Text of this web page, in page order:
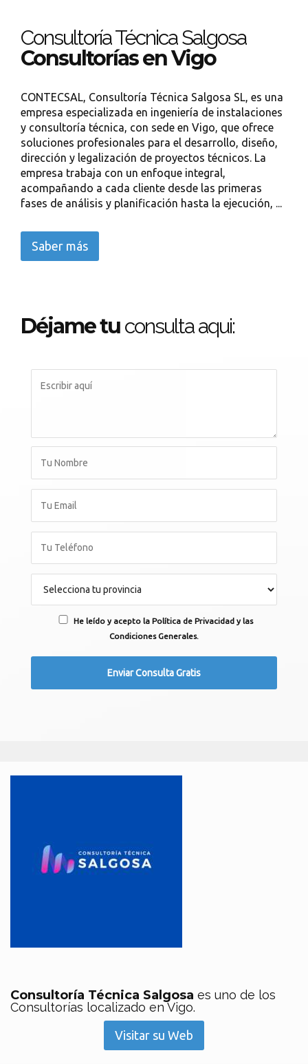
Consultoría Técnica Salgosa
Consultorías en Vigo
CONTECSAL, Consultoría Técnica Salgosa SL, es una
empresa especializada en ingeniería de instalaciones
y consultoría técnica, con sede en Vigo, que ofrece
soluciones profesionales para el desarrollo, diseño,
dirección y legalización de proyectos técnicos. La
empresa trabaja con un enfoque integral,
acompañando a cada cliente desde las primeras
fases de análisis y planificación hasta la ejecución, ...
Saber más
Déjame tu consulta aqui:
He leído y acepto la Política de Privacidad y las
Condiciones Generales.
Consultoría Técnica Salgosa es uno de los
Consultorías localizado en Vigo.
Visitar su Web